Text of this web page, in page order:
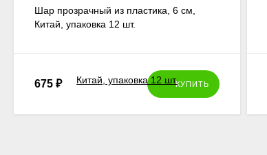
Шар прозрачный из пластика, 6 см,
Китай, упаковка 12 шт.
675 ₽ КУПИТЬ